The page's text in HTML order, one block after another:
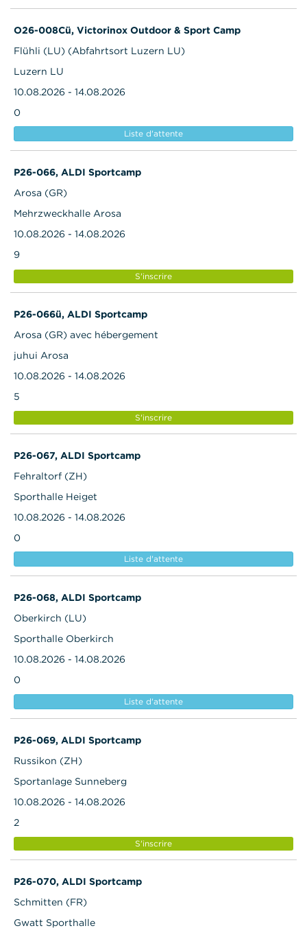
O26-008Cü, Victorinox Outdoor & Sport Camp
Flühli (LU) (Abfahrtsort Luzern LU)
Luzern LU
10.08.2026 - 14.08.2026
0
Liste d'attente
P26-066, ALDI Sportcamp
Arosa (GR)
Mehrzweckhalle Arosa
10.08.2026 - 14.08.2026
9
S'inscrire
P26-066ü, ALDI Sportcamp
Arosa (GR) avec hébergement
juhui Arosa
10.08.2026 - 14.08.2026
5
S'inscrire
P26-067, ALDI Sportcamp
Fehraltorf (ZH)
Sporthalle Heiget
10.08.2026 - 14.08.2026
0
Liste d'attente
P26-068, ALDI Sportcamp
Oberkirch (LU)
Sporthalle Oberkirch
10.08.2026 - 14.08.2026
0
Liste d'attente
P26-069, ALDI Sportcamp
Russikon (ZH)
Sportanlage Sunneberg
10.08.2026 - 14.08.2026
2
S'inscrire
P26-070, ALDI Sportcamp
Schmitten (FR)
Gwatt Sporthalle